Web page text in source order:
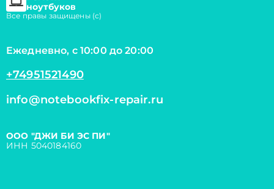
ноутбуков
Все правы защищены (с)
Ежедневно, с 10:00 до 20:00
+74951521490
info@notebookfix-repair.ru
ООО "ДЖИ БИ ЭС ПИ"
ИНН 5040184160